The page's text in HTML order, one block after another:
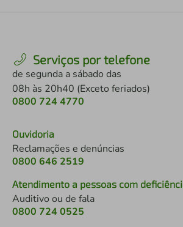
Serviços por telefone
de segunda a sábado das
08h às 20h40 (Exceto feriados)
0800 724 4770
Ouvidoria
Reclamações e denúncias
0800 646 2519
Atendimento a pessoas com
Auditivo ou de fala
0800 724 0525